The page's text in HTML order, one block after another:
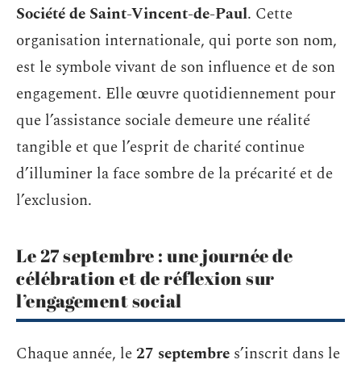
Société de Saint-Vincent-de-Paul. Cette
organisation internationale, qui porte son nom,
est le symbole vivant de son influence et de son
engagement. Elle œuvre quotidiennement pour
que l’assistance sociale demeure une réalité
tangible et que l’esprit de charité continue
d’illuminer la face sombre de la précarité et de
l’exclusion.
Le 27 septembre : une journée de
célébration et de réflexion sur
l’engagement social
Chaque année, le27 septembre s’inscrit dans le